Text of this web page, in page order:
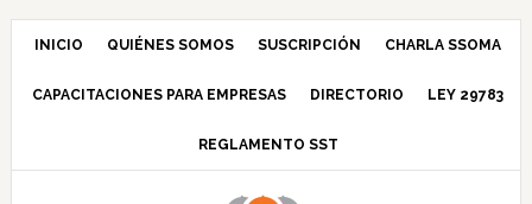
Saltar
navegación
Saltar
principal
Saltar
barra
principal
Saltar
INICIO QUIÉNES SOMOS SUSCRIPCIÓN CHARLA SSOMA
CAPACITACIONES PARA EMPRESAS DIRECTORIO LEY 29783
REGLAMENTO SST